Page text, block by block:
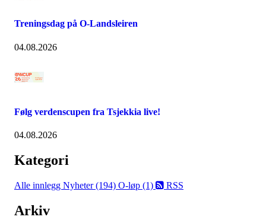
Treningsdag på O-Landsleiren
04.08.2026
Følg verdenscupen fra Tsjekkia live!
04.08.2026
Kategori
Alle innlegg Nyheter (194) O-løp (1) RSS
Arkiv